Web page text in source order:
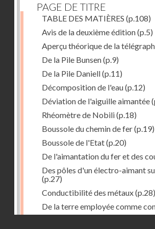
PAGE DE TITRE
TABLE DES MATIÈRES (p.108)
Avis de la deuxième édition(p.5)
Aperçu théorique de la
De la Pile Bunsen(p.9)
De la Pile Daniell(p.11)
Décomposition de l'eau(p.12)
Déviation de l'aiguille aimantée
Rhéomètre de Nobili(p.18)
Boussole du chemin de fer(p.19)
Boussole de l'Etat(p.20)
De l'aimantation du fer et des
Des pôles d'un électro-aimant
(p.27)
Conductibilité des métaux(p.28)
De la terre employée comme